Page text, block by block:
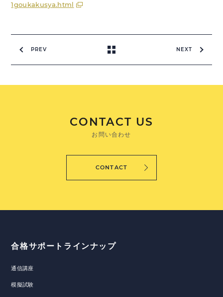
1goukakusya.html
PREV NEXT
CONTACT US
お問い合わせ
CONTACT
合格サポートラインナップ
通信講座
模擬試験